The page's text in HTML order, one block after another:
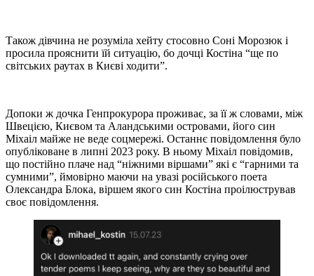
Також дівчина не розуміла хейту стосовно Соні Морозюк і
просила прояснити їй ситуацію, бо дочці Костіна “ще по
світських раутах в Києві ходити”.
Допоки ж дочка Генпрокурора проживає, за її ж словами, між
Швецією, Києвом та Аландськими островами, його син
Міхаіл майже не веде соцмережі. Останнє повідомлення було
опубліковане в липні 2023 року. В ньому Міхаіл повідомив,
що постійно плаче над “ніжними віршами” які є “гарними та
сумними”, ймовірно маючи на увазі російського поета
Олександра Блока, віршем якого син Костіна проілюстрував
своє повідомлення.